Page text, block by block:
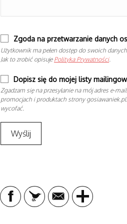
Zgoda na przetwarzanie danych
Użytkownik ma pełen dostęp do swoich
Jak to zrobić opisuje Polityka Prywatności.
Dopisz się do mojej listy
Zgadzam się na przesyłanie na mój adres e-
promocjach i produktach strony
wycofać.